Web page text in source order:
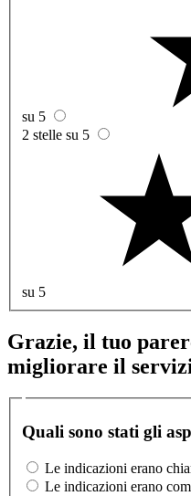
su 5
2 stelle su 5
su 5
Grazie, il tuo
migliorare il
Quali sono stati gli
Le indicazioni erano
Le indicazioni erano